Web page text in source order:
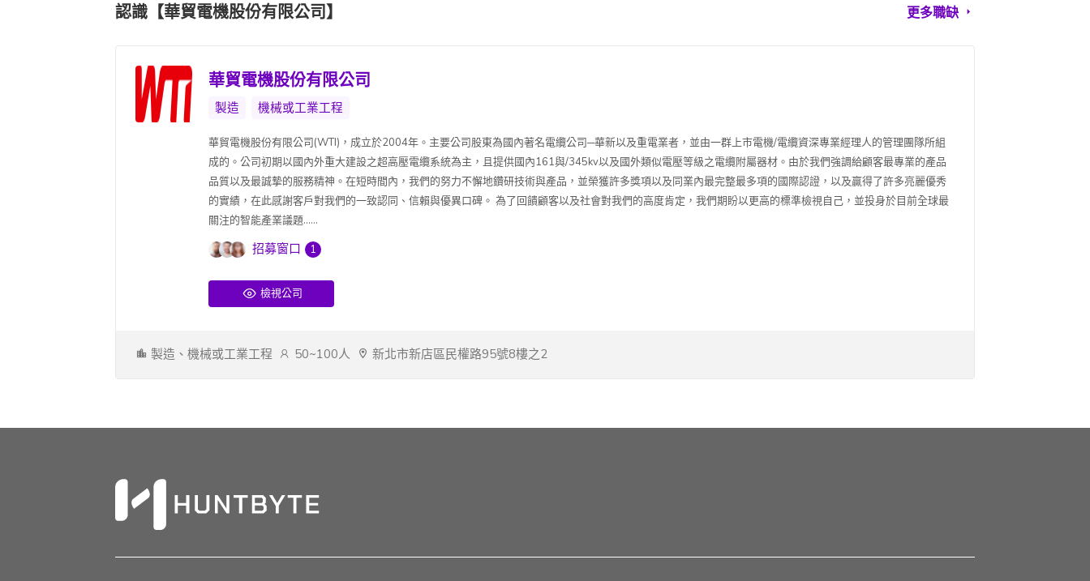
認識【華貿電機股份有限公司】 更多職缺
華貿電機股份有限公司
製造 機械或工業工程
華貿電機股份有限公司(WTI)，成立於2004年。主要公司股東為國內著名電纜公司─華新以及重電業者，並由一群上市電機/電纜資深專業經理人的管理團隊所組
成的。公司初期以國內外重大建設之超高壓電纜系統為主，且提供國內161與/345kv以及國外類似電壓等級之電纜附屬器材。由於我們強調給顧客最專業的產品
品質以及最誠摯的服務精神。在短時間內，我們的努力不懈地鑽研技術與產品，並榮獲許多獎項以及同業內最完整最多項的國際認證，以及贏得了許多亮麗優秀
的實績，在此感謝客戶對我們的一致認同、信賴與優異口碑。 為了回饋顧客以及社會對我們的高度肯定，我們期盼以更高的標準檢視自己，並投身於目前全球最
關注的智能產業議題......
招募窗口 1
檢視公司
製造、機械或工業工程 50~100人 新北市新店區民權路95號8樓之2